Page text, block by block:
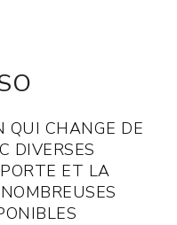
QUI CHANGE DE
DIVERSES
ET LA